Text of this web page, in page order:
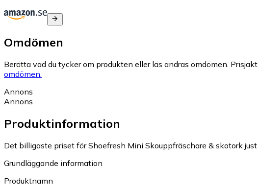
Omdömen
Berätta vad du tycker om produkten eller läs andras omdömen.
omdömen.
Annons
Annons
Produktinformation
Det billigaste priset för Shoefresh Mini Skouppfräschare & skotork just
Grundläggande information
Produktnamn